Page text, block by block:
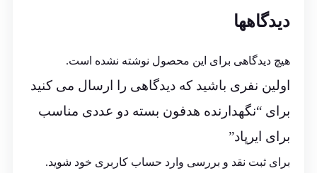
دیدگاهها
هیچ دیدگاهی برای این محصول نوشته نشده است.
اولین نفری باشید که دیدگاهی را ارسال می کنید
برای “نگهدارنده هدفون بسته دو عددی مناسب
برای ایرپاد”
برای ثبت نقد و بررسی وارد حساب کاربری خود شوید.